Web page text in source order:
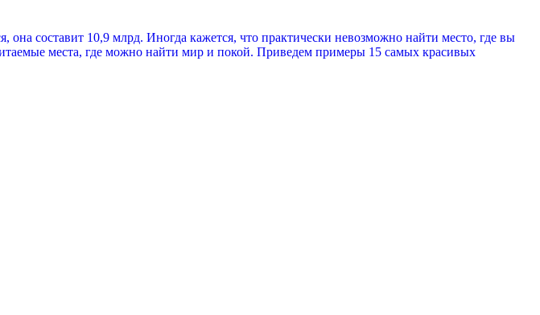
она составит 10,9 млрд. Иногда кажется, что практически невозможно найти место, где вы
места, где можно найти мир и покой. Приведем примеры 15 самых красивых